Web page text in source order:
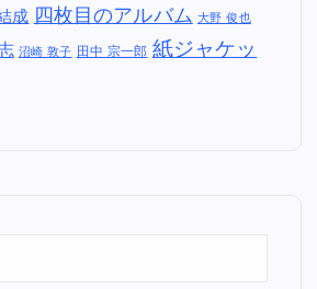
成 四枚目のアルバム 大野 俊也
沼崎 敦子 田中 宗一郎 紙ジャケッ